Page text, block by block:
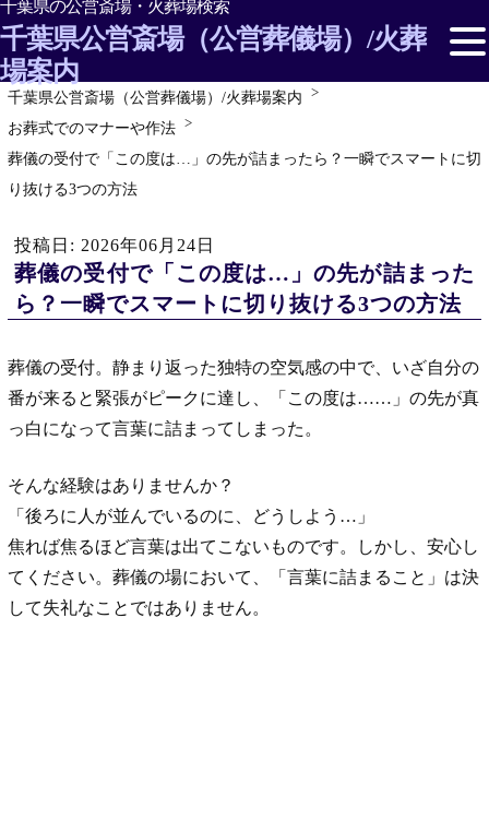
千葉県の公営斎場・火葬場検索
千葉県公営斎場（公営葬儀場）/火葬
場案内
千葉県の市民/公営斎場・火葬場を探す
千葉県の斎場情報
お葬式の準備
お葬式でのマナーや作法
千葉県公営斎場（公営葬儀場）/火葬場案内
お葬式でのマナーや作法
葬儀の受付で「この度は…」の先が詰まったら？一瞬でスマートに切
り抜ける3つの方法
投稿日: 2026年06月24日
葬儀の受付で「この度は…」の先が詰まった
ら？一瞬でスマートに切り抜ける3つの方法
葬儀の受付。静まり返った独特の空気感の中で、いざ自分の
番が来ると緊張がピークに達し、「この度は……」の先が真
っ白になって言葉に詰まってしまった。
そんな経験はありませんか？
「後ろに人が並んでいるのに、どうしよう…」
焦れば焦るほど言葉は出てこないものです。しかし、安心し
てください。葬儀の場において、「言葉に詰まること」は決
して失礼なことではありません。